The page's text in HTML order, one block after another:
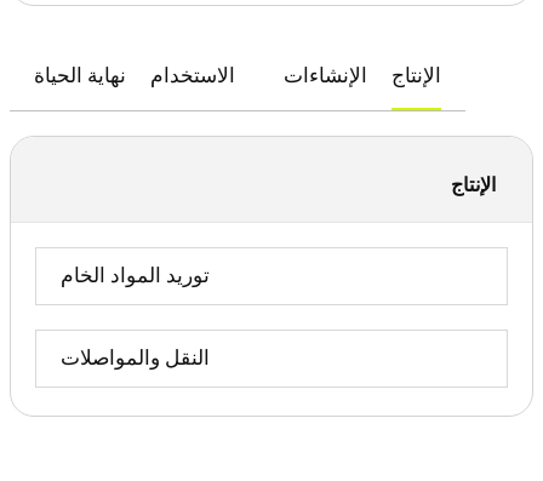
الإنتاج الإنشاءات الاستخدام نهاية الحياة
الإنتاج
توريد المواد الخام
النقل والمواصلات